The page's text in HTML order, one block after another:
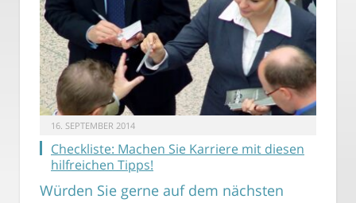
16. SEPTEMBER 2014
Checkliste: Machen Sie Karriere mit diesen
hilfreichen Tipps!
Würden Sie gerne auf dem nächsten